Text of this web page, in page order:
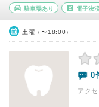
駐車場あり 電子決
土曜（〜18:00）
0
アク